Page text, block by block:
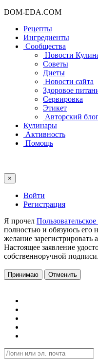
DOM-EDA.COM
Рецепты
Ингредиенты
Сообщества
Новости
Советы
Диеты
Новости сайта
Здоровое
Сервировка
Этикет
Авторский
Кулинары
Активность
Помощь
×
Войти
Регистрация
Я прочел
полностью и обязуюсь его
желание зарегистрировать
Настоящее заявление
собственноручной подписи.
Принимаю Отменить